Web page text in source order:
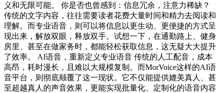
义和无限可能。 你是否也曾感到：信息冗余，注意力稀缺？
传统的文字内容，往往需要读者花费大量时间和精力去阅读和
理解。而专业语音，则可以将信息以更生动、更便捷的方式呈
现出来，解放双眼，释放双手。试想一下，在通勤路上、健身
房里、甚至在做家务时，都能轻松获取信息，这无疑大大提升
了效率。 AI语音，重新定义专业语音 传统的人工配音，成本
高昂，耗时漫长，且难以大规模复制。而MorVoice这样的AI语
音平台，则彻底颠覆了这一现状。它不仅能提供媲美真人、甚
至超越真人的声音效果，更能实现批量化、定制化的语音内容